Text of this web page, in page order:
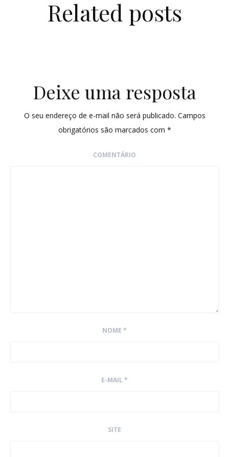
Related posts
Deixe uma resposta
O seu endereço de e-mail não será publicado. Campos
obrigatórios são marcados com *
COMENTÁRIO
NOME *
E-MAIL*
SITE